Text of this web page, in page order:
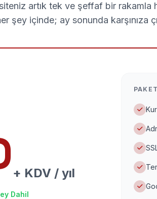
artık tek ve şeffaf bir rakamla
şey içinde; ay sonunda karşınıza
+ KDV / yıl
Dahil